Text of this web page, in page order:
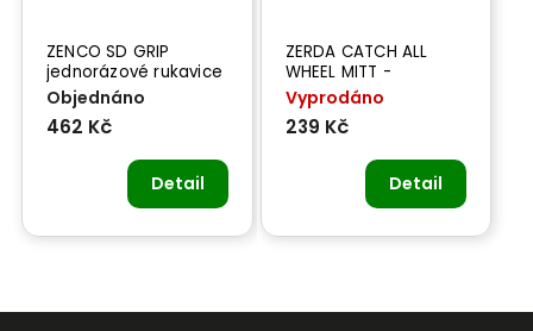
ZENCO SD GRIP
jednorázové rukavice
černé vel. XL
Objednáno
462 Kč
Detail
ZERDA CATCH ALL
WHEEL MITT -
prémiová rukavice na
čištění kol
Vyprodáno
239 Kč
Detail